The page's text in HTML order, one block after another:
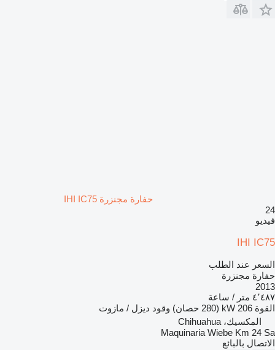
حفارة مجنزرة IHI IC75
24
فيديو
IHI IC75
السعر عند الطلب
حفارة مجنزرة
2013
٤٬٤٨٧ متر / ساعة
القوة 206 kW (280 حصان) وقود ديزل / مازوت
المكسيك، Chihuahua
Maquinaria Wiebe Km 24 Sa
الاتصال بالبائع